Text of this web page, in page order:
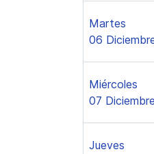
Martes
06
Miércoles
07 Diciembre
Jueves